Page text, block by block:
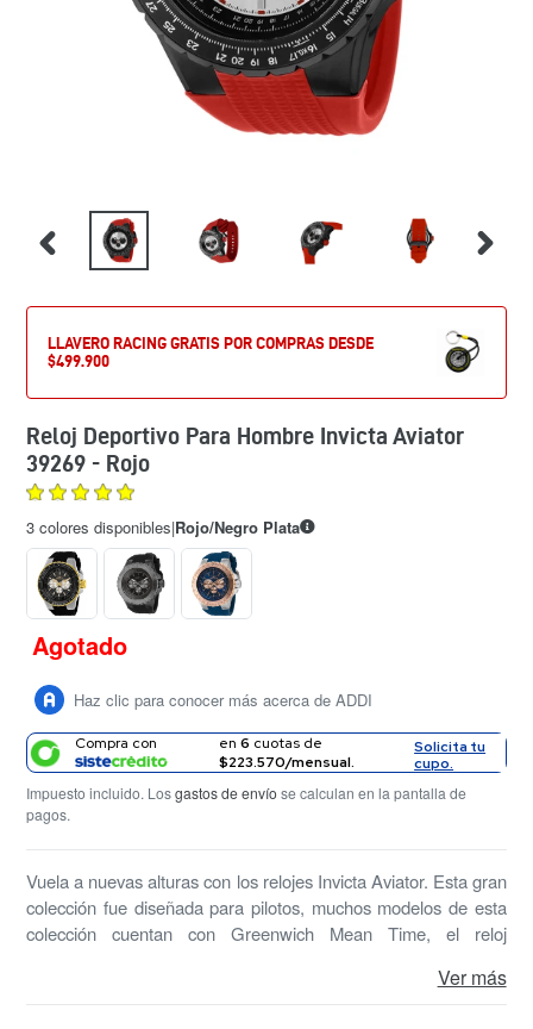
LLAVERO RACING GRATIS POR COMPRAS DESDE
$499.900
Reloj Deportivo Para Hombre Invicta Aviator
39269 - Rojo
3 colores disponibles|Rojo/Negro Plata
Precio
habitual
Agotado
Haz clic para conocer más acerca de ADDI
Compra con en 6 cuotas de
$223.570/mensual.
Solicita tu
cupo.
Impuesto incluido. Losgastos de envíose calculan en la pantalla de
pagos.
Vuela a nuevas alturas con los relojes Invicta Aviator. Esta gran
colección fue diseñada para pilotos, muchos modelos de esta
colección cuentan con Greenwich Mean Time, el reloj
Ver más